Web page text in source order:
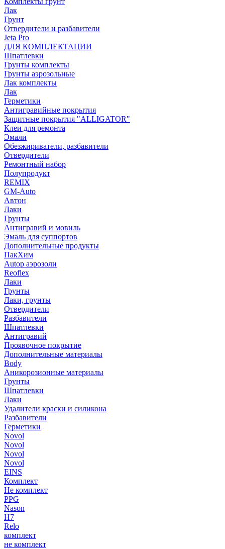
Лак
Грунт
Отвердители и разбавители
Jeta Pro
ДЛЯ КОМПЛЕКТАЦИИ
Шпатлевки
Грунты комплекты
Грунты аэрозольные
Лак комплекты
Лак
Герметики
Антигравийные покрытия
Защитные покрытия "ALLIGATOR"
Клеи для ремонта
Эмали
Обезжириватели, разбавители
Отвердители
Ремонтный набор
Полупродукт
REMIX
GM-Auto
Автон
Лаки
Грунты
Антигравий и мовиль
Эмаль для суппортов
Дополнительные продукты
ПакХим
Autop аэрозоли
Reoflex
Лаки
Грунты
Лаки, грунты
Отвердители
Разбавители
Шпатлевки
Антигравий
Проявочное покрытие
Дополнительные материалы
Body
Аникорозионные материалы
Грунты
Шпатлевки
Лаки
Удалители краски и силикона
Разбавители
Герметики
Novol
Novol
Novol
Novol
EINS
Комплект
Не комплект
PPG
Nason
H7
Relo
комплект
не комплект